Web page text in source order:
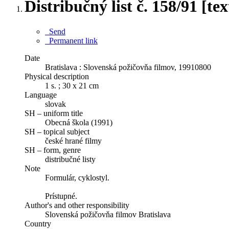
Distribučný list č. 158/91
Send
Permanent link
Date
Bratislava : Slovenská požičovňa filmov, 19910800
Physical description
1 s. ; 30 x 21 cm
Language
slovak
SH – uniform title
Obecná škola (1991)
SH – topical subject
české hrané filmy
SH – form, genre
distribučné listy
Note
Formulár, cyklostyl.
Prístupné.
Author's and other responsibility
Slovenská požičovňa filmov Bratislava
Country